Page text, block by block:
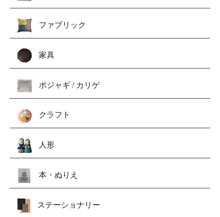
ファブリック
家具
ポジャギ / カリゲ
クラフト
人形
本・ぬりえ
ステーショナリー